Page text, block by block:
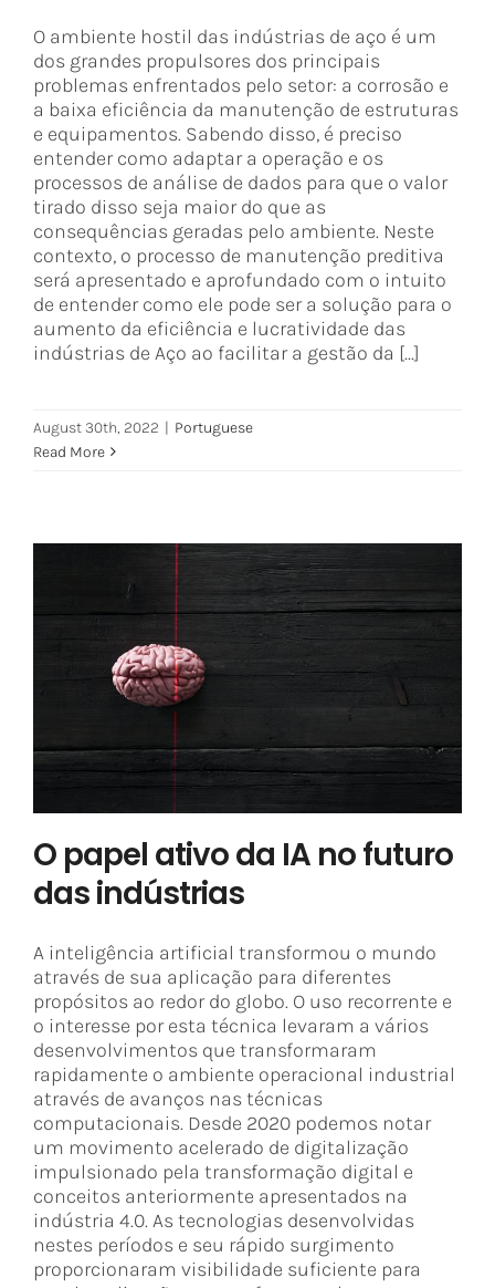
O ambiente hostil das indústrias de aço é um
dos grandes propulsores dos principais
problemas enfrentados pelo setor: a corrosão e
a baixa eficiência da manutenção de estruturas
e equipamentos. Sabendo disso, é preciso
entender como adaptar a operação e os
processos de análise de dados para que o valor
tirado disso seja maior do que as
consequências geradas pelo ambiente. Neste
contexto, o processo de manutenção preditiva
será apresentado e aprofundado com o intuito
de entender como ele pode ser a solução para o
aumento da eficiência e lucratividade das
indústrias de Aço ao facilitar a gestão da [...]
August 30th, 2022 | Portuguese
Read More
O papel ativo da IA no futuro das
indústrias
O papel ativo da IA no futuro
das indústrias
A inteligência artificial transformou o mundo
através de sua aplicação para diferentes
propósitos ao redor do globo. O uso recorrente e
o interesse por esta técnica levaram a vários
desenvolvimentos que transformaram
rapidamente o ambiente operacional industrial
através de avanços nas técnicas
computacionais. Desde 2020 podemos notar
um movimento acelerado de digitalização
impulsionado pela transformação digital e
conceitos anteriormente apresentados na
indústria 4.0. As tecnologias desenvolvidas
nestes períodos e seu rápido surgimento
proporcionaram visibilidade suficiente para